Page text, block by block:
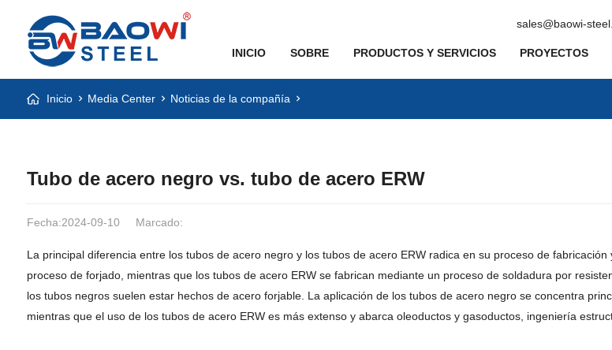
sales@baowi-
INICIO SOBRE PRODUCTOS Y SERVICIOS PROYECTOS
Inicio Media Center Noticias de la compañía
Tubo de acero negro vs. tubo de acero ERW
Fecha:2024-09-10 Marcado:
La principal diferencia entre los tubos de acero negro y los tubos de acero ERW radica en su proceso de
proceso de forjado, mientras que los tubos de acero ERW se fabrican mediante un proceso de soldadura por
los tubos negros suelen estar hechos de acero forjable. La aplicación de los tubos de acero negro se concentra
mientras que el uso de los tubos de acero ERW es más extenso y abarca oleoductos y gasoductos, ingeniería